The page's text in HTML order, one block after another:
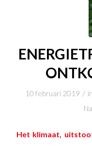
10 februari 2019 / in
Het klimaat,